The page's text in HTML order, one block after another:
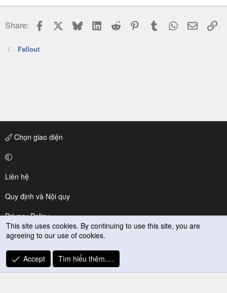
Share: Facebook BlueskyLinkedIn
Reddit PinterestTumblr WhatsApp
Email
Fallout
Chọn giao diện
Liên hệ
Quy định và Nội quy
Privacy Policy
Trợ giúp
R
S
This site uses cookies. By continuing to use this site, you are
agreeing to our use of cookies.
Accept Tìm hiểu thêm.…